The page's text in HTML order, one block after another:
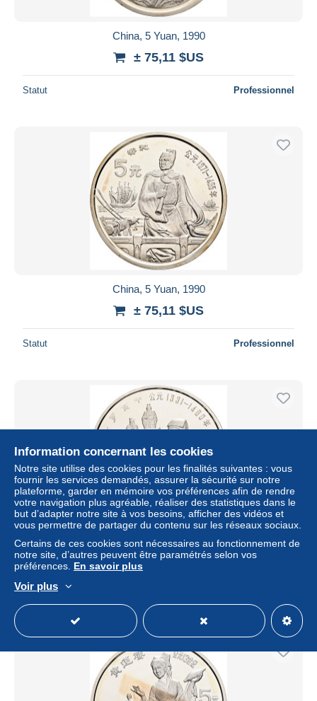
China, 5 Yuan, 1990
± 75,11 $US
Statut Professionnel
China, 5 Yuan, 1990
± 75,11 $US
Statut Professionnel
China, 5 Yuan, 1990
± 75,11 $US
Information concernant les cookies
Notre site utilise des cookies pour les finalités suivantes : vous
fournir les services demandés, assurer la sécurité sur notre
plateforme, garder en mémoire vos préférences afin de rendre
votre navigation plus agréable, réaliser des statistiques dans le
but d’adapter notre site à vos besoins, afficher des vidéos et
vous permettre de partager du contenu sur les réseaux sociaux.
Certains de ces cookies sont nécessaires au fonctionnement de
notre site, d’autres peuvent être paramétrés selon vos
préférences. En savoir plus
Voir plus